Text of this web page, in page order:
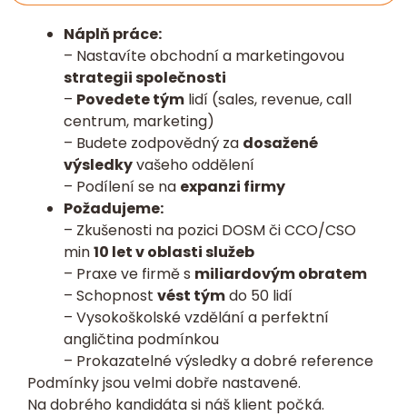
Náplň práce:
– Nastavíte obchodní a marketingovou
strategii společnosti
– Povedete tým lidí (sales, revenue, call
centrum, marketing)
– Budete zodpovědný za dosažené
výsledkyvašeho oddělení
– Podílení se na expanzi firmy
Požadujeme:
– Zkušenosti na pozici DOSM či CCO/CSO
min10 let v oblasti služeb
– Praxe ve firmě s miliardovým obratem
– Schopnost vést týmdo 50 lidí
– Vysokoškolské vzdělání a perfektní
angličtina podmínkou
– Prokazatelné výsledky a dobré reference
Podmínky jsou velmi dobře nastavené.
Na dobrého kandidáta si náš klient počká.